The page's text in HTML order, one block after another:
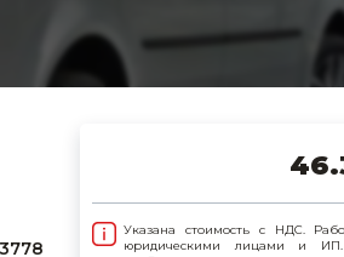
и
для птиц
Указана стоимость с НДС.
юридическими лицами и ИП.